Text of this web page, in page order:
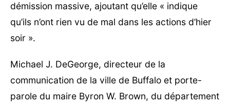
démission massive, ajoutant qu’elle « indique
qu’ils n’ont rien vu de mal dans les actions d’hier
soir ».
Michael J. DeGeorge, directeur de la
communication de la ville de Buffalo et porte-
parole du maire Byron W. Brown, du département